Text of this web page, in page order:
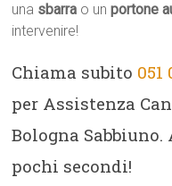
una sbarra o unportone
intervenire!
Chiama subito 051
per Assistenza
Bologna
pochi secondi!